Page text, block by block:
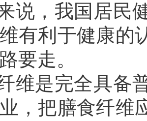
说，我国居民
有利于健康的
要走。
维是完全具备
，把膳食纤维